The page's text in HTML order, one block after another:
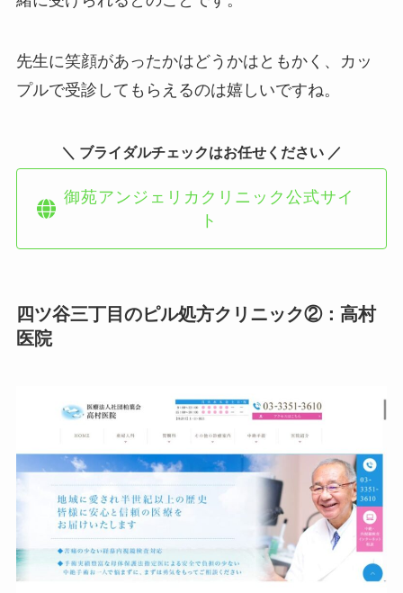
先生に笑顔があったかはどうかはともかく、カッ
プルで受診してもらえるのは嬉しいですね。
＼ ブライダルチェックはお任せください ／
御苑アンジェリカクリニック公式サイ
ト
四ツ谷三丁目のピル処方クリニック②：高村
医院